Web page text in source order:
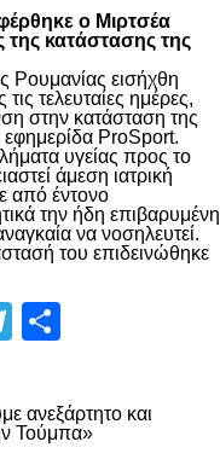
ο Μιρτσέα
κατάστασης της
Ρουμανίας εισήχθη
τελευταίες ημέρες,
στην κατάσταση της
ProSport.
υγείας προς το
άμεση ιατρική
από έντονο
την ήδη επιβαρυμένη
να νοσηλευτεί.
του επιδεινώθηκε
Telegram
ανεξάρτητο και
Τούμπα»